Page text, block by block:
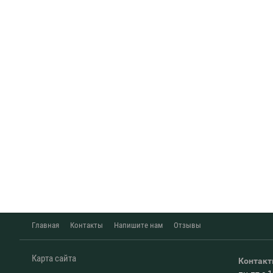
Главная Контакты Напишите нам Отзывы
Карта сайта